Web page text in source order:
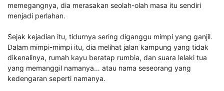
memegangnya, dia merasakan seolah-olah masa itu sendiri
menjadi perlahan.
Sejak kejadian itu, tidurnya sering diganggu mimpi yang ganjil.
Dalam mimpi-mimpi itu, dia melihat jalan kampung yang tidak
dikenalinya, rumah kayu beratap rumbia, dan suara lelaki tua
yang memanggil namanya… atau nama seseorang yang
kedengaran seperti namanya.